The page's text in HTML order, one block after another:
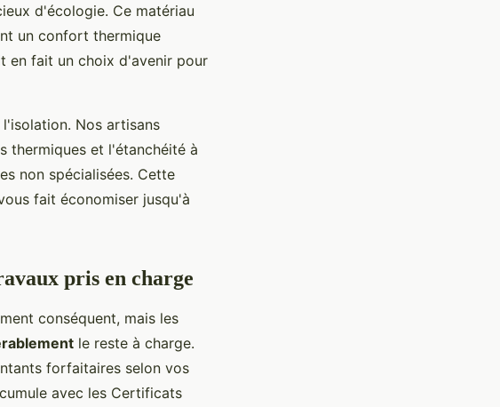
d'écologie. Ce matériau
un confort thermique
en fait un choix d'avenir pour
Nos artisans
thermiques et l'étanchéité à
non spécialisées. Cette
fait économiser jusqu'à
pris en charge
conséquent, mais les
le reste à charge.
forfaitaires selon vos
avec les Certificats